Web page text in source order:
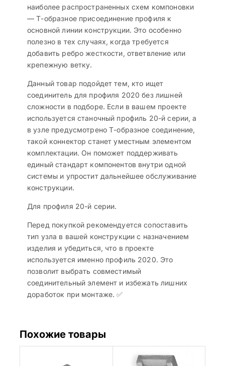
наиболее распространенных схем компоновки
— Т-образное присоединение профиля к
основной линии конструкции. Это особенно
полезно в тех случаях, когда требуется
добавить ребро жесткости, ответвление или
крепежную ветку.
Данный товар подойдет тем, кто ищет
соединитель для профиля 2020 без лишней
сложности в подборе. Если в вашем проекте
используется станочный профиль 20-й серии, а
в узле предусмотрено Т-образное соединение,
такой коннектор станет уместным элементом
комплектации. Он поможет поддерживать
единый стандарт компонентов внутри одной
системы и упростит дальнейшее обслуживание
конструкции.
Для профиля 20-й серии.
Перед покупкой рекомендуется сопоставить
тип узла в вашей конструкции с назначением
изделия и убедиться, что в проекте
используется именно профиль 2020. Это
позволит выбрать совместимый
соединительный элемент и избежать лишних
доработок при монтаже. ✅
Похожие товары